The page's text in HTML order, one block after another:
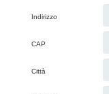
Indirizzo
CAP
Città